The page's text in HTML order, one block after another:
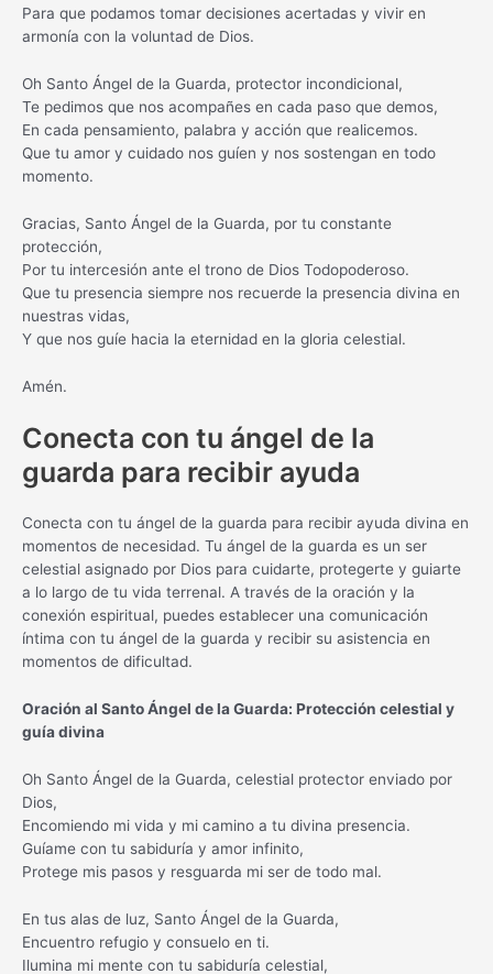
Para que podamos tomar decisiones acertadas y vivir en
armonía con la voluntad de Dios.
Oh Santo Ángel de la Guarda, protector incondicional,
Te pedimos que nos acompañes en cada paso que demos,
En cada pensamiento, palabra y acción que realicemos.
Que tu amor y cuidado nos guíen y nos sostengan en todo
momento.
Gracias, Santo Ángel de la Guarda, por tu constante
protección,
Por tu intercesión ante el trono de Dios Todopoderoso.
Que tu presencia siempre nos recuerde la presencia divina en
nuestras vidas,
Y que nos guíe hacia la eternidad en la gloria celestial.
Amén.
Conecta con tu ángel de la
guarda para recibir ayuda
Conecta con tu ángel de la guarda para recibir ayuda divina en
momentos de necesidad. Tu ángel de la guarda es un ser
celestial asignado por Dios para cuidarte, protegerte y guiarte
a lo largo de tu vida terrenal. A través de la oración y la
conexión espiritual, puedes establecer una comunicación
íntima con tu ángel de la guarda y recibir su asistencia en
momentos de dificultad.
Oración al Santo Ángel de la Guarda: Protección celestial y
guía divina
Oh Santo Ángel de la Guarda, celestial protector enviado por
Dios,
Encomiendo mi vida y mi camino a tu divina presencia.
Guíame con tu sabiduría y amor infinito,
Protege mis pasos y resguarda mi ser de todo mal.
En tus alas de luz, Santo Ángel de la Guarda,
Encuentro refugio y consuelo en ti.
Ilumina mi mente con tu sabiduría celestial,